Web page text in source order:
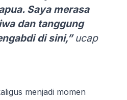
Saya merasa
dan tanggung
di sini,”ucap
menjadi momen